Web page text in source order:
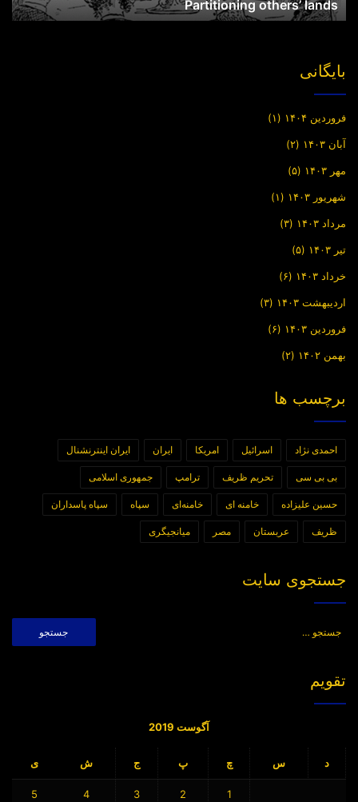
Partitioning others’ lands
بایگانی
فروردین ۱۴۰۴ (۱)
آبان ۱۴۰۳ (۲)
مهر ۱۴۰۳ (۵)
شهریور ۱۴۰۳ (۱)
مرداد ۱۴۰۳ (۳)
تیر ۱۴۰۳ (۵)
خرداد ۱۴۰۳ (۶)
اردیبهشت ۱۴۰۳ (۳)
فروردین ۱۴۰۳ (۶)
بهمن ۱۴۰۲ (۲)
برچسب ها
احمدی نژاد اسرائیل امریکا ایران ایران اینترنشنال
بی بی سی تحریم ظریف ترامپ جمهوری اسلامی
حسین علیزاده خامنه ای خامنه‌ای سپاه سپاه پاسداران
ظریف عربستان مصر میانجیگری
جستجوی سایت
برای:
تقویم
آگوست 2019
د س چ پ ج ش ی
1
2
3
4
5